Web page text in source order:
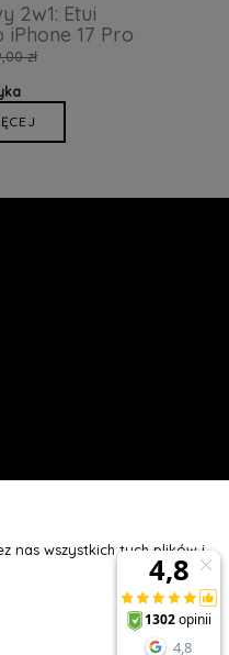
2w1: Etui
iPhone 17 Pro
zł
nas wszystkich tych plików i